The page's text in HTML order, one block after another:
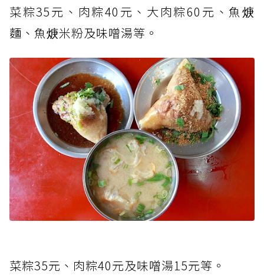
菜粽35元、肉粽40元、大肉粽60元、魚焿
麵、魚焿米粉及味噌湯等。
菜粽35元、肉粽40元及味噌湯15元等。